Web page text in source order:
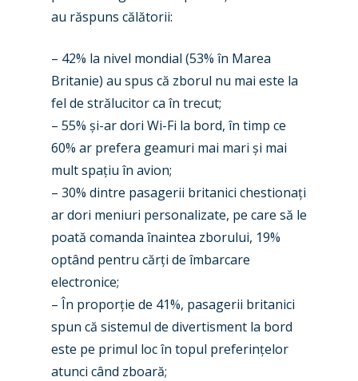
au răspuns călătorii:
– 42% la nivel mondial (53% în Marea
Britanie) au spus că zborul nu mai este la
fel de strălucitor ca în trecut;
– 55% și-ar dori Wi-Fi la bord, în timp ce
60% ar prefera geamuri mai mari și mai
mult spațiu în avion;
– 30% dintre pasagerii britanici chestionați
ar dori meniuri personalizate, pe care să le
poată comanda înaintea zborului, 19%
optând pentru cărți de îmbarcare
electronice;
– În proporție de 41%, pasagerii britanici
spun că sistemul de divertisment la bord
este pe primul loc în topul preferințelor
atunci când zboară;
Dubai 2025
Farnborough 2024
Paris 2023
Farnborough 2022
Dubai 2019
Paris 2019
Business Jets
Military
Trip Reports
Jobs
Contact